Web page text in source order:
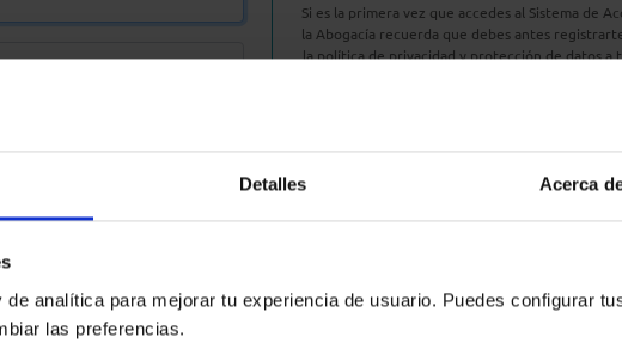
Detalles Acerca
analítica para mejorar tu experiencia de usuario. Puedes configurar
las preferencias.
Si es la primera vez que accedes al Sistema de
la Abogacía recuerda que debes antes
la política de privacidad y protección de datos a
Entrar con ACA Plus